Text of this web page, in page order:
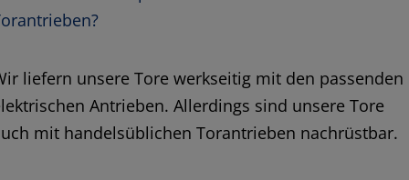
liefern unsere Tore werkseitig mit den passenden
Antrieben. Allerdings sind unsere Tore
mit handelsüblichen Torantrieben nachrüstbar.